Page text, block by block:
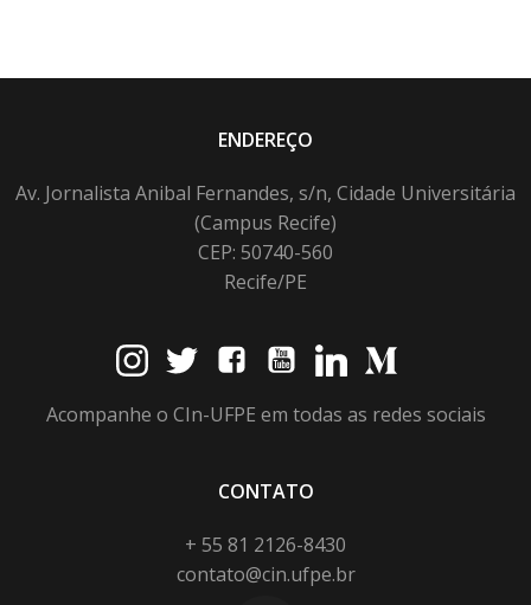
ENDEREÇO
Av. Jornalista Anibal Fernandes, s/n, Cidade Universitária
(Campus Recife)
CEP: 50740-560
Recife/PE
Acompanhe o CIn-UFPE em todas as redes sociais
CONTATO
+ 55 81 2126-8430
contato@cin.ufpe.br